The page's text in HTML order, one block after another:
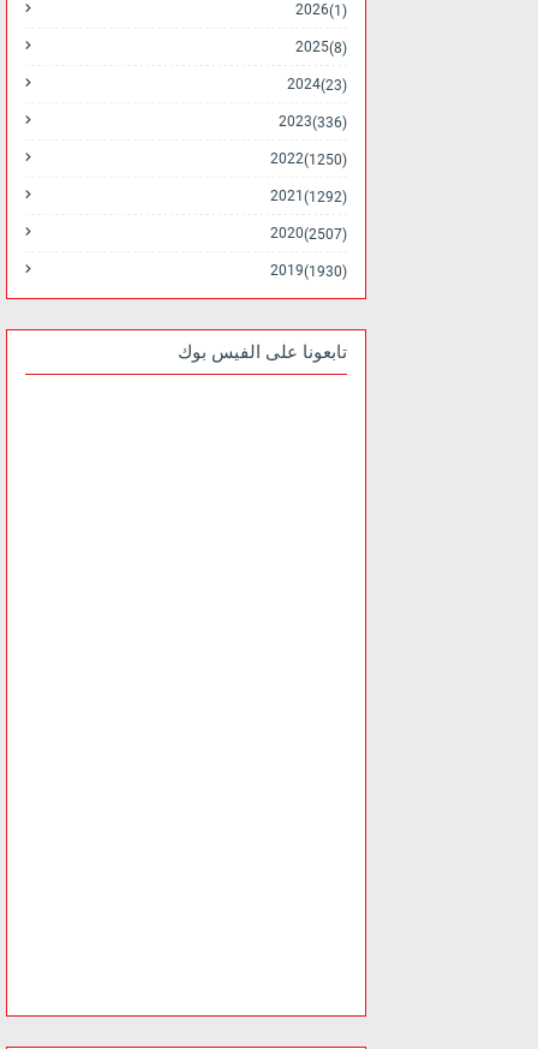
2026 (1)
2025 (8)
2024 (23)
2023 (336)
2022 (1250)
2021 (1292)
2020 (2507)
2019 (1930)
تابعونا على الفيس بوك